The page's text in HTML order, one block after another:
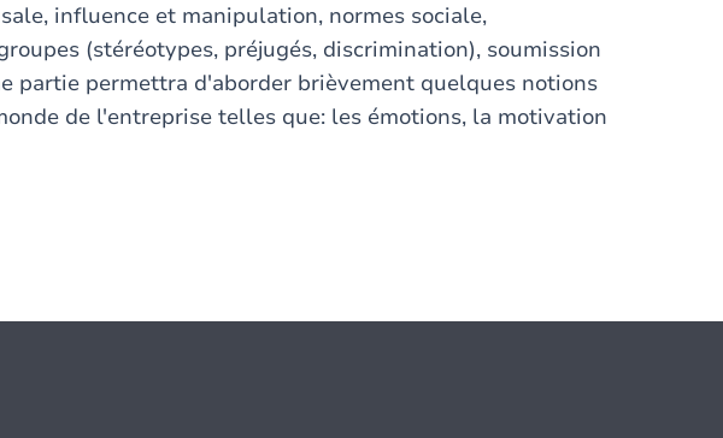
influence et manipulation, normes sociale,
(stéréotypes, préjugés, discrimination), soumission
partie permettra d'aborder brièvement quelques notions
de l'entreprise telles que: les émotions, la motivation